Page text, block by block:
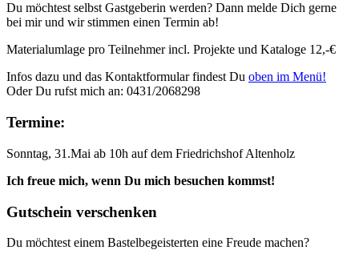
Du möchtest selbst Gastgeberin werden? Dann melde Dich gerne
bei mir und wir stimmen einen Termin ab!
Materialumlage pro Teilnehmer incl. Projekte und Kataloge 12,-€
Infos dazu und das Kontaktformular findest Du oben im Menü!
Oder Du rufst mich an: 0431/2068298
Termine:
Sonntag, 31.Mai ab 10h auf dem Friedrichshof Altenholz
Ich freue mich, wenn Du mich besuchen kommst!
Gutschein verschenken
Du möchtest einem Bastelbegeisterten eine Freude machen?